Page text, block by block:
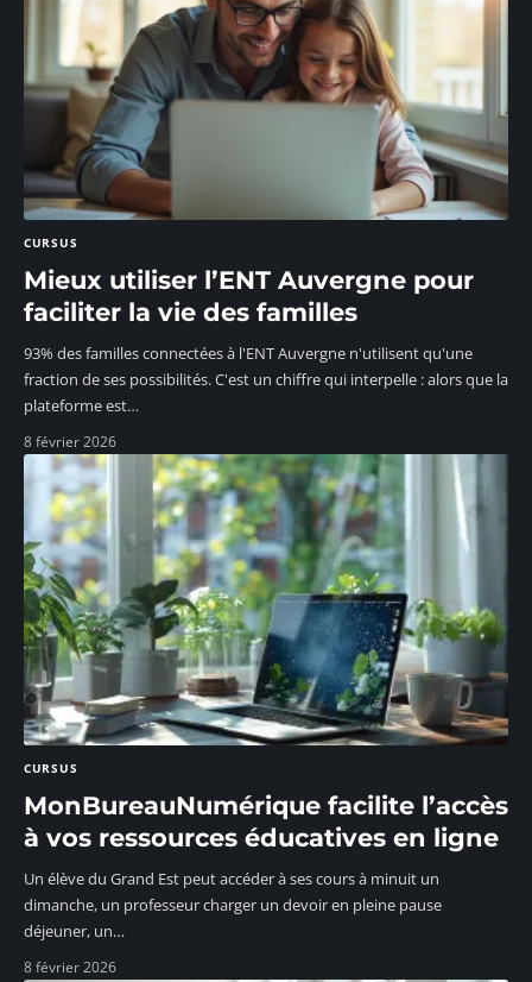
CURSUS
Mieux utiliser l’ENT Auvergne pour
faciliter la vie des familles
93% des familles connectées à l'ENT Auvergne n'utilisent qu'une
fraction de ses possibilités. C'est un chiffre qui interpelle : alors que la
plateforme est…
8 février 2026
CURSUS
MonBureauNumérique facilite l’accès
à vos ressources éducatives en ligne
Un élève du Grand Est peut accéder à ses cours à minuit un
dimanche, un professeur charger un devoir en pleine pause
déjeuner, un…
8 février 2026